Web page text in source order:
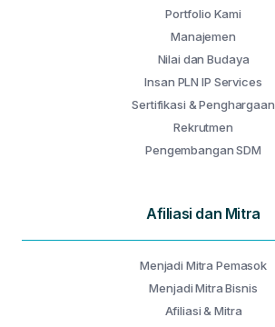
Portfolio Kami
Manajemen
Nilai dan Budaya
Insan PLN IP Services
Sertifikasi & Penghargaan
Rekrutmen
Pengembangan SDM
Afiliasi dan Mitra
Menjadi Mitra Pemasok
Menjadi Mitra Bisnis
Afiliasi & Mitra